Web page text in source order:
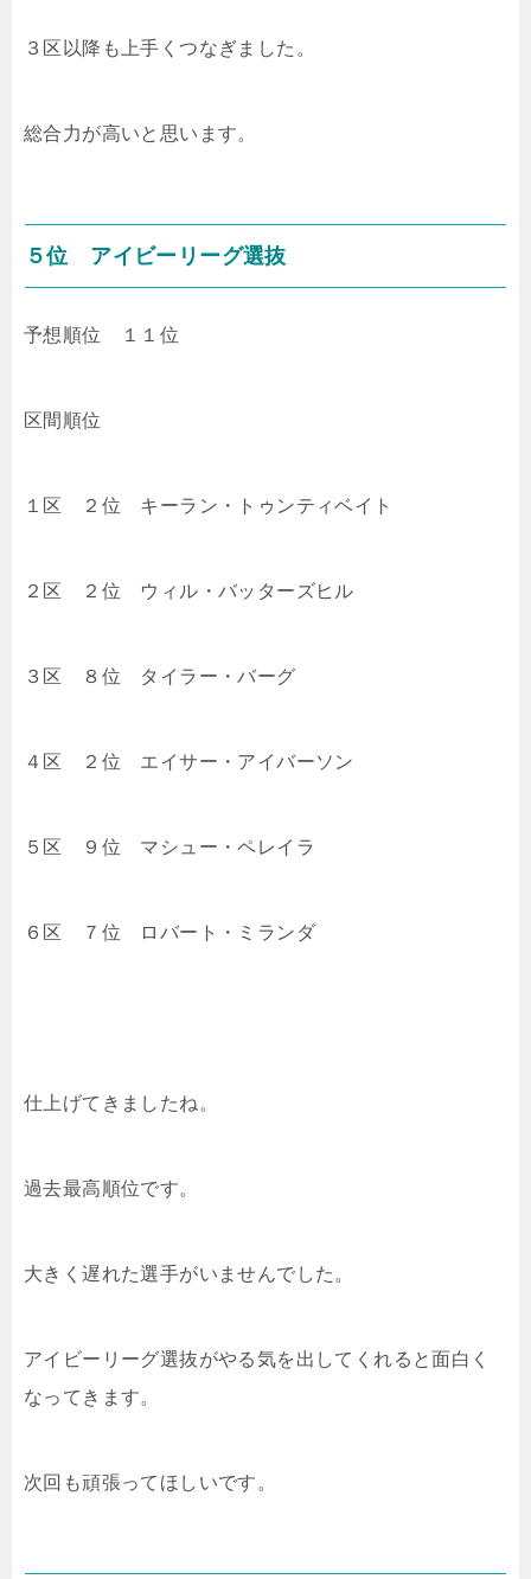
３区以降も上手くつなぎました。
総合力が高いと思います。
５位 アイビーリーグ選抜
予想順位 １１位
区間順位
１区 ２位 キーラン・トゥンティベイト
２区 ２位 ウィル・バッターズヒル
３区 ８位 タイラー・バーグ
４区 ２位 エイサー・アイバーソン
５区 ９位 マシュー・ペレイラ
６区 ７位 ロバート・ミランダ
仕上げてきましたね。
過去最高順位です。
大きく遅れた選手がいませんでした。
アイビーリーグ選抜がやる気を出してくれると面白く
なってきます。
次回も頑張ってほしいです。